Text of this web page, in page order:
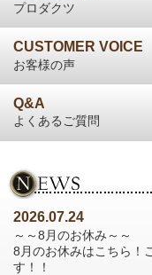
プロダクツ
CUSTOMER VOICE
お客様の声
Q&A
よくあるご質問
2026.07.24
～～8月のお休み～～
8月のお休みはこちら！
す！！